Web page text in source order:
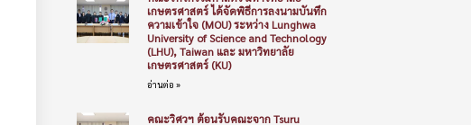
เกษตรศาสตร์ ได้จัดพิธีการลงนามบันทึก
ความเข้าใจ (MOU) ระหว่าง Lunghwa
University of Science and Technology
(LHU), Taiwan และ มหาวิทยาลัย
เกษตรศาสตร์ (KU)
อ่านต่อ »
คณะวิศวฯ ต้อนรับคณะจาก Tsuru